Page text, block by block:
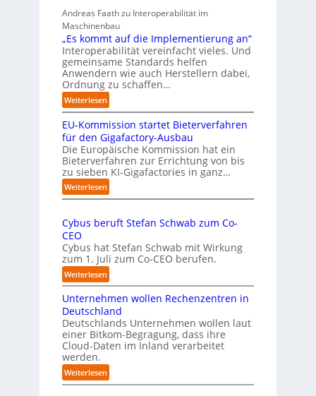
s
c
h
r
o
s
t
e
n
a
h
m
e
c
h
r
u
e
u
n
v
i
l
e
A
b
Andreas Faath zu Interoperabilität im
Maschinenbau
„Es kommt auf die Implementierung an“
Interoperabilität vereinfacht vieles. Und
gemeinsame Standards helfen
Anwendern wie auch Herstellern dabei,
Ordnung zu schaffen…
Weiterlesen:
„
E
s
k
o
m
m
t
u
d
i
e
I
p
l
e
m
e
n
t
i
EU-Kommission startet Bieterverfahren
für den Gigafactory-Ausbau
Die Europäische Kommission hat ein
Bieterverfahren zur Errichtung von bis
zu sieben KI-Gigafactories in ganz…
Weiterlesen:
E
-
o
m
m
i
s
i
o
n
t
a
Cybus beruft Stefan Schwab zum Co-
CEO
Cybus hat Stefan Schwab mit Wirkung
zum 1. Juli zum Co-CEO berufen.
Weiterlesen:
C
y
b
u
s
b
r
u
Unternehmen wollen Rechenzentren in
Deutschland
Deutschlands Unternehmen wollen laut
einer Bitkom-Begragung, dass ihre
Cloud-Daten im Inland verarbeitet
werden.
Weiterlesen:
U